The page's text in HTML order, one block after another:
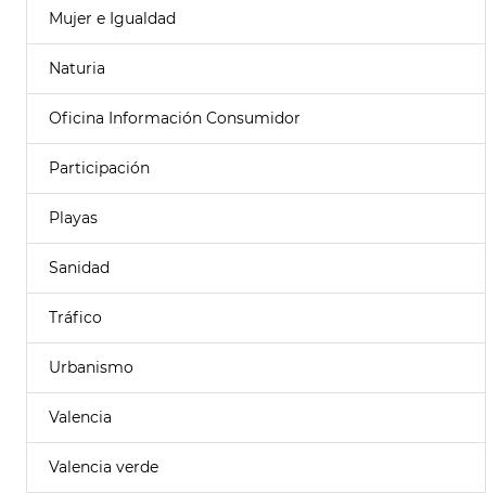
Mujer e Igualdad
Naturia
Oficina Información Consumidor
Participación
Playas
Sanidad
Tráfico
Urbanismo
Valencia
Valencia verde